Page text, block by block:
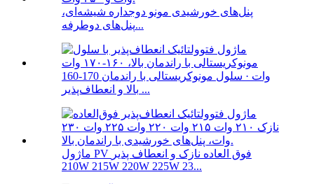
پنل‌های خورشیدی مونو دوجداره شیشه‌ای،
پنل‌های دوطرفه...
160-170 وات · سلول مونوکریستالی با راندمان
بالا و انعطاف‌پذیر ...
ماژول PV فوق العاده نازک و انعطاف پذیر
210W 215W 220W 225W 23...